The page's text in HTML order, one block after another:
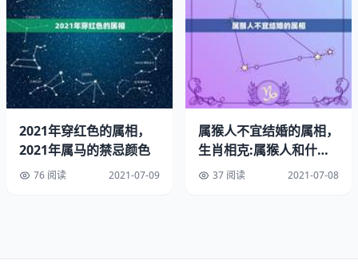
面写什么。
给新婿回门的作揖包封签子用语：玉趾初旋旋吉之敬结婚红
包背面书写模板。
红包常用祝福语
愿你俩恩恩，意笃情深，此生爱情永恒，爱心与日俱增！
让这缠绵的诗句，敲响幸福的钟声。愿你俩永浴爱河，白头
祝你们，百年好合!白头到老！
2021年穿红色的属相，
2021年属马的禁忌颜色
76 阅读 2021-07-09
属猴人不宜结婚的属相，
生肖相克:属猴人和什么
属相最不合
37 阅读 2021-07-08